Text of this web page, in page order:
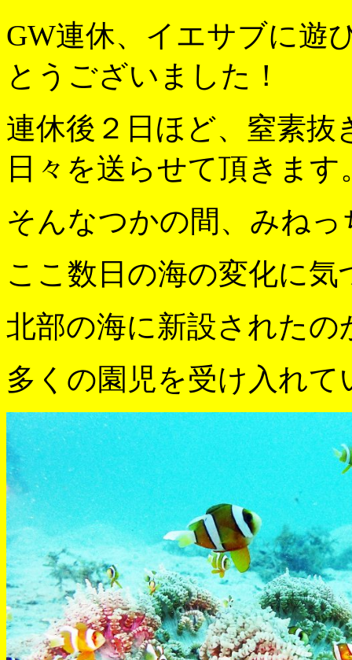
GW連休、イエサブに遊
とうございました！
連休後２日ほど、窒素
日々を送らせて頂きます
そんなつかの間、みね
ここ数日の海の変化に
北部の海に新設されたの
多くの園児を受け入れ